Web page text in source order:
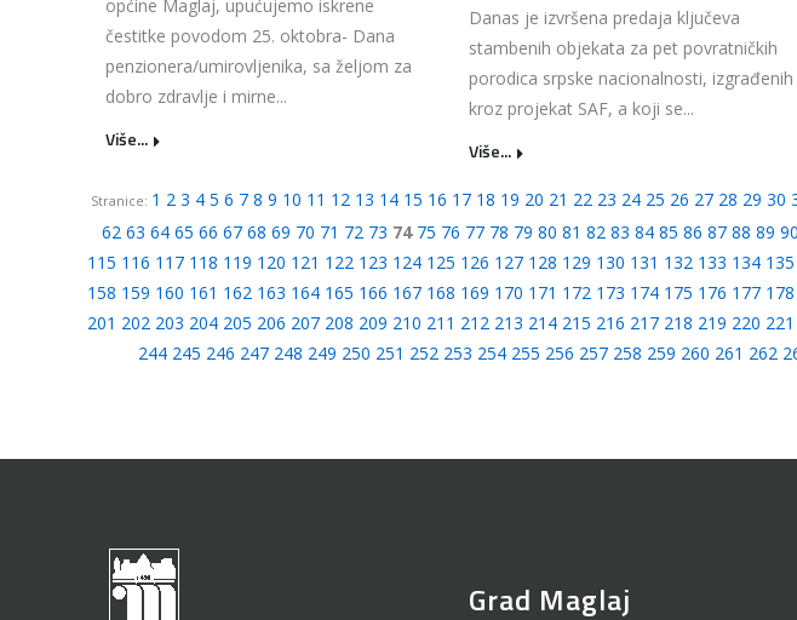
općine Maglaj, upućujemo iskrene
čestitke povodom 25. oktobra- Dana
penzionera/umirovljenika, sa željom za
dobro zdravlje i mirne...
Više...
Danas je izvršena predaja ključeva
stambenih objekata za pet povratničkih
porodica srpske nacionalnosti, izgrađenih
kroz projekat SAF, a koji se...
Više...
Stranice: 1 2 3 4 5 6 7 8 9 10 11 12 13 14 15 16 17 18 19 20 21 22 23 24 25 26 27 28 29 30
62 63 64 65 66 67 68 69 70 71 72 73 74 75 76 77 78 79 80 81 82 83 84 85 86 87 88 89 90
115 116 117 118 119 120 121 122 123 124 125 126 127 128 129 130 131 132 133 134 135
158 159 160 161 162 163 164 165 166 167 168 169 170 171 172 173 174 175 176 177 178
201 202 203 204 205 206 207 208 209 210 211 212 213 214 215 216 217 218 219 220 221
244 245 246 247 248 249 250 251 252 253 254 255 256 257 258 259 260 261 262
Grad Maglaj